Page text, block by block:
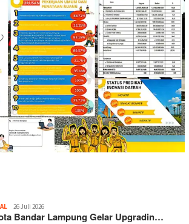
26 Juli 2026
Bandar Lampung Gelar Upgradin…